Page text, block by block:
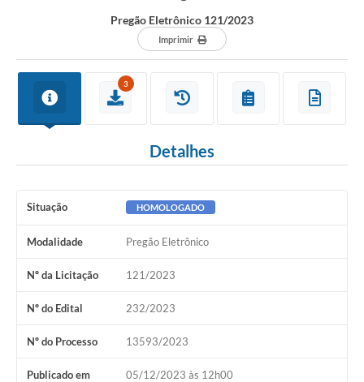
Pregão Eletrônico 121/2023
Imprimir
3
Detalhes
Situação HOMOLOGADO
Modalidade Pregão Eletrônico
Nº da Licitação 121/2023
Nº do Edital 232/2023
Nº do Processo 13593/2023
Publicado em 05/12/2023 às 12h00